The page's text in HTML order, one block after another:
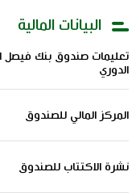
البيانات المالية
تعليمات صندوق بنك فيصل
الدوري
المركز المالي للصندوق
نشرة الاكتتاب للصندوق